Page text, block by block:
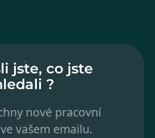
jste, co jste
?
nové pracovní
vašem emailu.